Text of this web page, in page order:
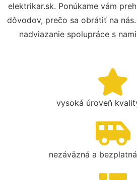
elektrikar.sk. Ponúkame vám
dôvodov, prečo sa obrátiť na
nadviazanie spolupráce s
vysoká úroveň
nezáväzná a